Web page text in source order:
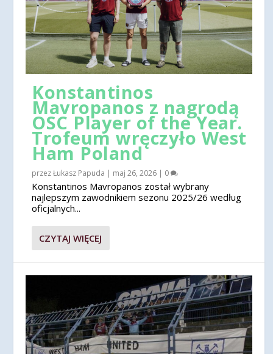
Konstantinos
Mavropanos z nagrodą
OSC Player of the Year.
Trofeum wręczyło West
Ham Poland
przezŁukasz Papuda | maj 26, 2026 | 0
Konstantinos Mavropanos został wybrany
najlepszym zawodnikiem sezonu 2025/26 według
oficjalnych...
CZYTAJ WIĘCEJ